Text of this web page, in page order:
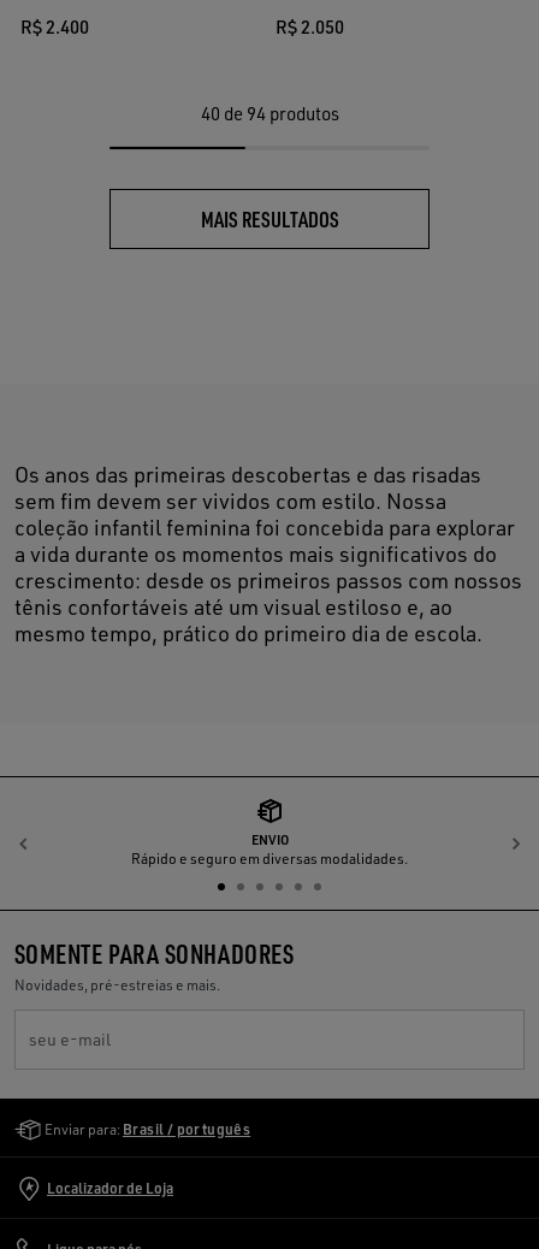
R$ 2.400 R$ 2.050
40 de 94 produtos
MAIS RESULTADOS
Os anos das primeiras descobertas e das risadas
sem fim devem ser vividos com estilo. Nossa
coleção infantil feminina foi concebida para explorar
a vida durante os momentos mais significativos do
crescimento: desde os primeiros passos com nossos
tênis confortáveis até um visual estiloso e, ao
mesmo tempo, prático do primeiro dia de escola.
ENVIO
Rápido e seguro em diversas modalidades.
Anterior
SOMENTE PARA SONHADORES
Novidades, pré-estreias e mais.
seu e-mail
Enviar para: Brasil / português
Localizador de Loja